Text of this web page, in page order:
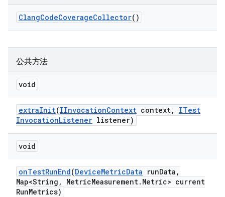
ClangCodeCoverageCollector()
公共方法
void
extraInit(IInvocationContext context,
ITest
InvocationListener listener)
void
onTestRunEnd(DeviceMetricData runData ,
Map<String , MetricMeasurement. Metric> current
RunMetrics)